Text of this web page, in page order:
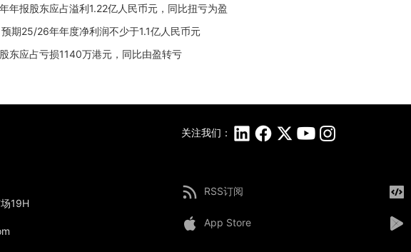
报股东应占溢利1.22亿人民币元，同比扭亏为盈
期25/26年年度净利润不少于1.1亿人民币元
应占亏损1140万港元，同比由盈转亏
关注我们：
RSS订阅
App Store
19H